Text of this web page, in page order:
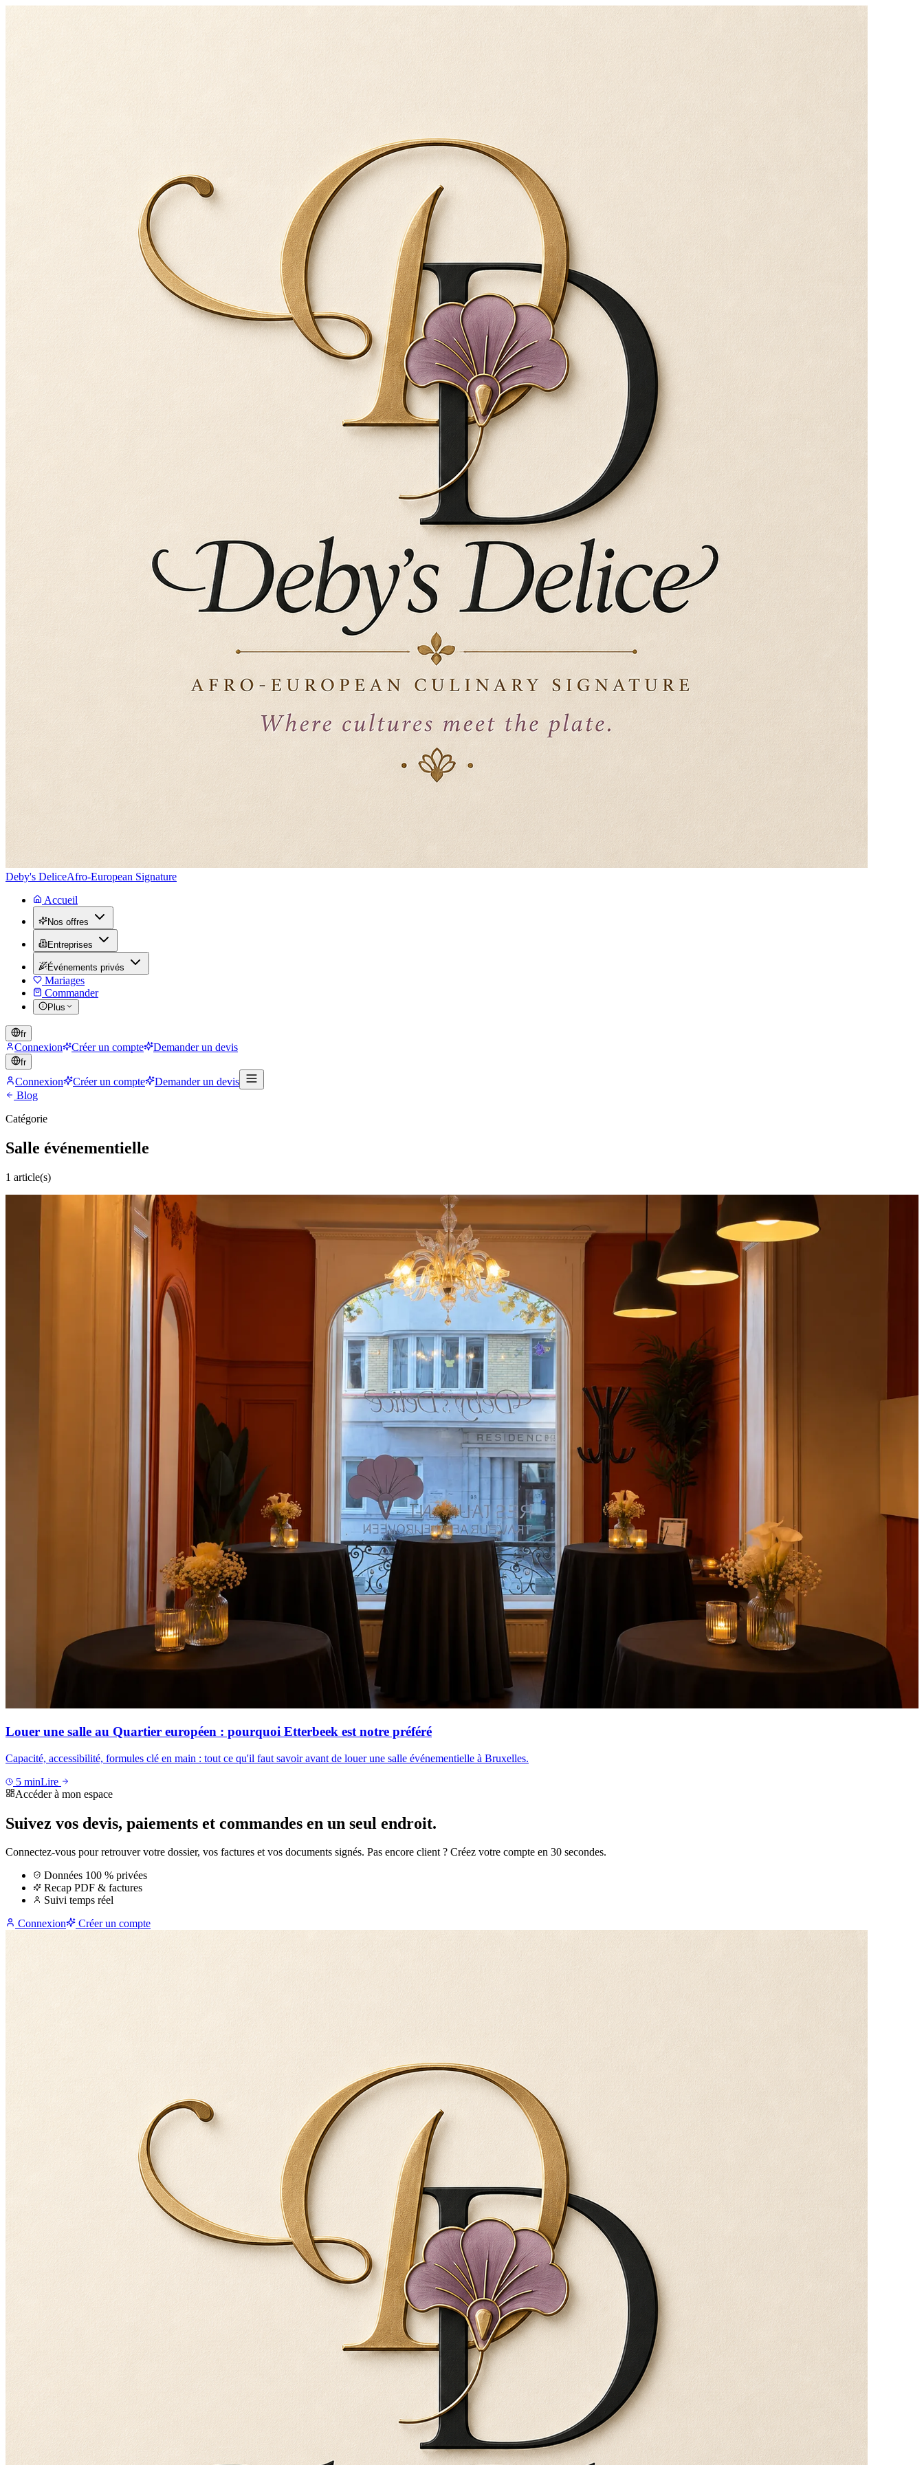
Deby's DeliceAfro-European Signature
Accueil
Nos offres
Entreprises
Événements privés
Mariages
Commander
Plus
fr
Connexion Créer un compte Demander un devis
fr
Connexion Créer un compte
Demander un devis
Blog
Catégorie
Salle événementielle
1 article(s)
Louer une salle au Quartier européen : pourquoi Etterbeek est notre préféré
Capacité, accessibilité, formules clé en main : tout ce qu'il faut savoir avant de louer une salle événementielle à Bruxelles.
5 minLire
Accéder à mon espace
Suivez vos devis, paiements et commandes en un seul endroit.
Connectez-vous pour retrouver votre dossier, vos factures et vos documents signés. Pas encore client ? Créez votre compte en 30 secondes.
Données 100 % privées
Recap PDF & factures
Suivi temps réel
Connexion
Créer un compte